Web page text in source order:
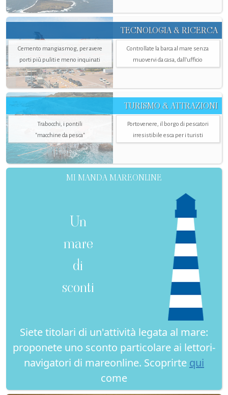
TECNOLOGIA & RICERCA
Cemento mangiasmog, per avere
porti più puliti e meno inquinati
Controllate la barca al mare senza
muovervi da casa, dall’ufficio
TURISMO & ATTRAZIONI
Trabocchi, i pontili
"macchine da pesca"
Portovenere, il borgo di pescatori
irresistibile esca per i turisti
MI MANDA MAREONLINE
Un
mare
di
sconti
Siete titolari di un'attività legata al mare:
proponete uno sconto particolare ai lettori-
navigatori di mareonline. Scoprirte qui
come